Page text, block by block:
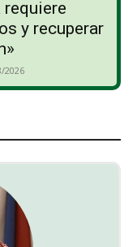
y recuperar
2026